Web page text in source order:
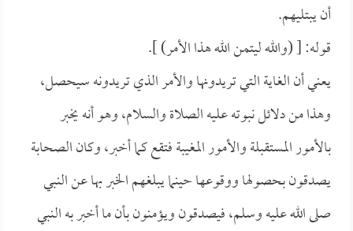
أن يبتليهم.
قوله: [ (والله ليتمن الله هذا الأمر) ].
يعني أن الغاية التي تريدونها والأمر الذي تريدونه سيحصل،
وهذا من دلائل نبوته عليه الصلاة والسلام، وهو أنه يخبر
بالأمور المستقبلة والأمور المغيبة فتقع كما أخبر، وكان الصحابة
يصدقون بحصولها ووقوعها حينما يبلغهم الخبر بها عن النبي
صلى الله عليه وسلم، فيصدقون ويؤمنون بأن ما أخبر به النبي